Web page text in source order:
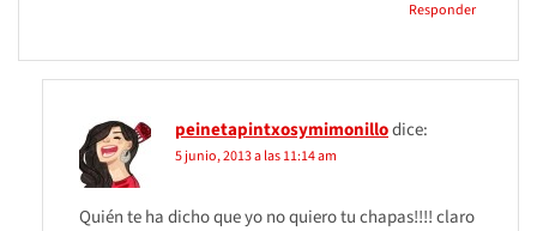
Responder
peinetapintxosymimonillodice:
5 junio, 2013 a las 11:14 am
Quién te ha dicho que yo no quiero tu chapas!!!! claro